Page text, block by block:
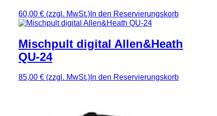
60,00 € (zzgl. MwSt.) In den Reservierungskorb
Mischpult digital Allen&Heath
QU-24
85,00 € (zzgl. MwSt.) In den Reservierungskorb